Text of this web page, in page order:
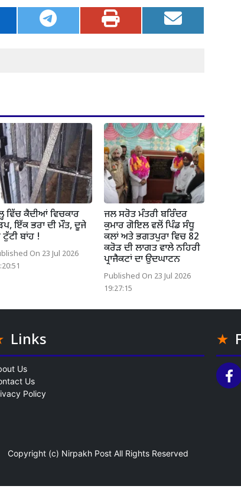
ਵਿੱਚ ਕੈਦੀਆਂ ਵਿਚਕਾਰ
ਇੱਕ ਭਰਾ ਦੀ ਮੌਤ, ਦੂਜੇ
ਟੁੱਟੀ ਬਾਂਹ !
On 23 Jul 2026
ਜਲ ਸਰੋਤ ਮੰਤਰੀ ਬਰਿੰਦਰ
ਕੁਮਾਰ ਗੋਇਲ ਵਲੋਂ ਪਿੰਡ ਸੰਧੂ
ਕਲਾਂ ਅਤੇ ਭਗਤਪੁਰਾ ਵਿਚ 82
ਕਰੋੜ ਦੀ ਲਾਗਤ ਵਾਲੇ ਨਹਿਰੀ
ਪ੍ਰਾਜੈਕਟਾਂ ਦਾ ਉਦਘਾਟਨ
Published On 23 Jul 2026
19:27:15
Links
Us
Us
Policy
Copyright (c) Nirpakh Post All Rights Reserved